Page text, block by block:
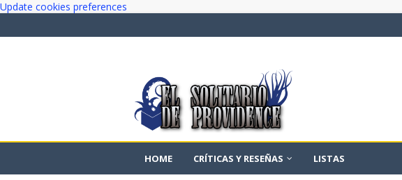
Update cookies preferences
HOME CRÍTICAS Y RESEÑAS LISTAS